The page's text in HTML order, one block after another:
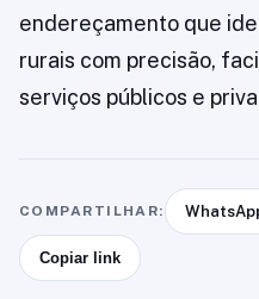
endereçamento que
rurais com precisão,
serviços públicos e
COMPARTILHAR:
Copiar link